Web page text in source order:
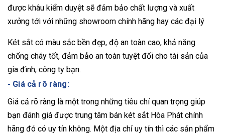
được khâu kiểm duyệt sẽ đảm bảo chất lượng và xuất
xưởng tới với những showroom chính hãng hay các đại lý
Két sắt có màu sắc bền đẹp, độ an toàn cao, khả năng
chống cháy tốt, đảm bảo an toàn tuyệt đối cho tài sản của
gia đình, công ty bạn.
- Giá cả rõ ràng:
Giá cả rõ ràng là một trong những tiêu chí quan trọng giúp
bạn đánh giá được trung tâm bán két sắt Hòa Phát chính
hãng đó có uy tín không. Một địa chỉ uy tín thì các sản phẩm